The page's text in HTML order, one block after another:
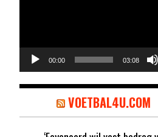
00:00 03:08
VOETBAL4U.COM